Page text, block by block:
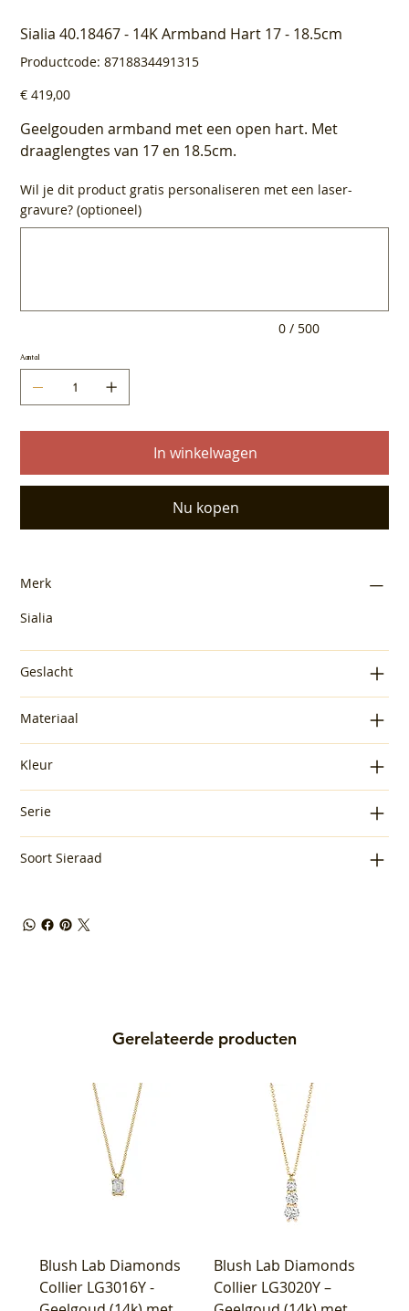
Sialia 40.18467 - 14K Armband Hart 17 - 18.5cm
Productcode: Productcode
8718834491315
8718834491315
Prijs
€ 419,00
Geelgouden armband met een open hart. Met
draaglengtes van 17 en 18.5cm.
Wil je dit product gratis personaliseren met een laser-
gravure? (optioneel)
0 / 500
Aantal
In winkelwagen
Nu kopen
Merk
Sialia
Geslacht
Materiaal
Kleur
Serie
Soort Sieraad
Gerelateerde producten
Blush Lab Diamonds
Collier LG3016Y -
Blush Lab Diamonds
Collier LG3020Y –